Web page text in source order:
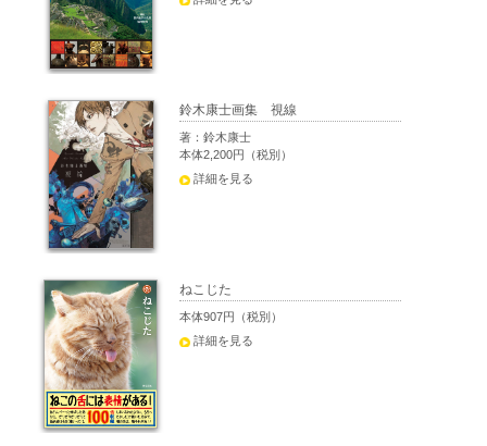
鈴木康士画集 視線
著：鈴木康士
本体2,200円（税別）
詳細を見る
ねこじた
本体907円（税別）
詳細を見る